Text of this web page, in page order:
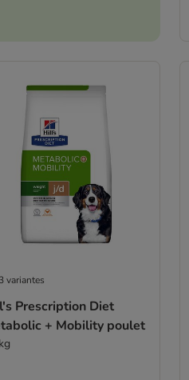
3 variantes
Prescription Diet
+ Mobility poulet